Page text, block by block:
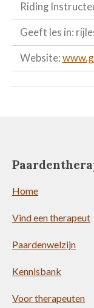
Riding
Geeft les in:
Website:
Home
Vind een therapeut
Paardenwelzijn
Kennisbank
Voor therapeuten